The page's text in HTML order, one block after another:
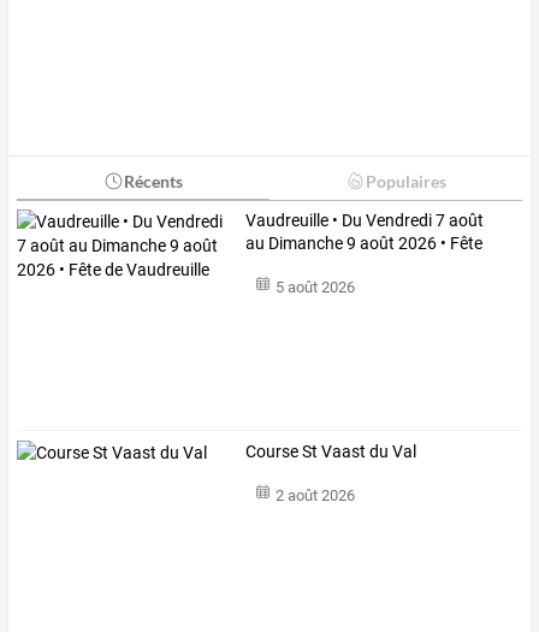
Récents Populaires
Vaudreuille • Du Vendredi7août
au Dimanche9 août 2026 • Fête
5 août 2026
Course St Vaast du Val
2 août 2026